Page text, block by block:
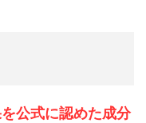
公式に認めた成分